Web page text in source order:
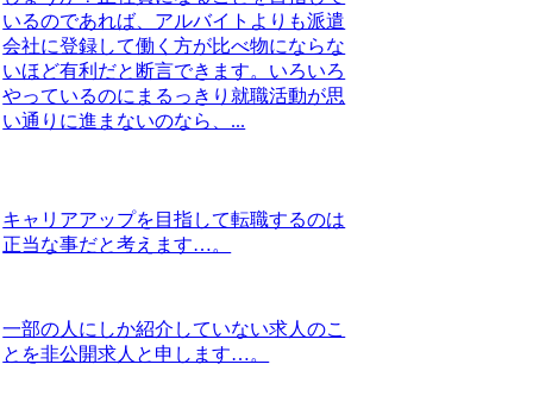
いるのであれば、アルバイトよりも派遣
会社に登録して働く方が比べ物にならな
いほど有利だと断言できます。いろいろ
やっているのにまるっきり就職活動が思
い通りに進まないのなら、...
キャリアアップを目指して転職するのは
正当な事だと考えます…。
一部の人にしか紹介していない求人のこ
とを非公開求人と申します…。